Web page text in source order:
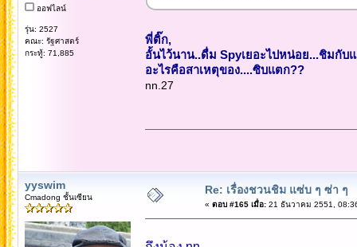
ออฟไลน์
รุ่น: 2527
คณะ: รัฐศาสตร์
กระทู้: 71,885
พี่ติ๊ก,
อั้นไว้นาน..ดื่ม Spyเยอะไปหน่อย...ชิมกับ
อะไรคือสาเหตุของ....ซิบแตก??
nn.27
yyswim
Cmadong ชั้นเซียน
Re: เรื่องชวนชิม แซ่บ ๆ ซ่า ๆ
« ตอบ #165 เมื่อ:21 ธันวาคม 2551,